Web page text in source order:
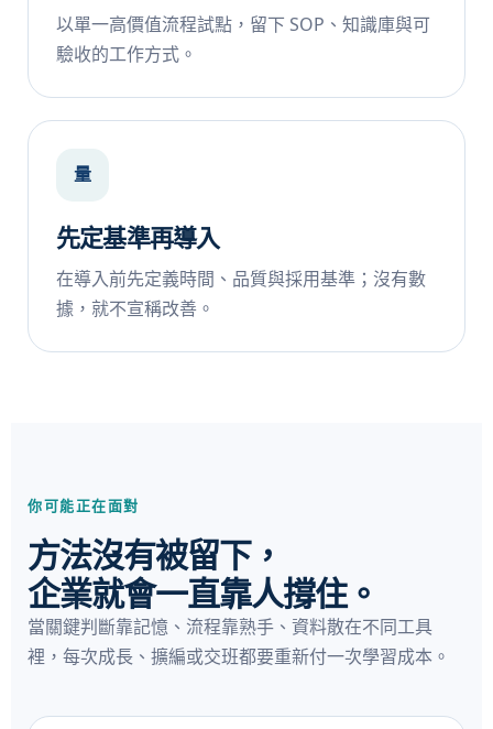
以單一高價值流程試點，留下 SOP、知識庫與可
驗收的工作方式。
量
先定基準再導入
在導入前先定義時間、品質與採用基準；沒有數
據，就不宣稱改善。
你可能正在面對
方法沒有被留下，
企業就會一直靠人撐住。
當關鍵判斷靠記憶、流程靠熟手、資料散在不同工具
裡，每次成長、擴編或交班都要重新付一次學習成本。